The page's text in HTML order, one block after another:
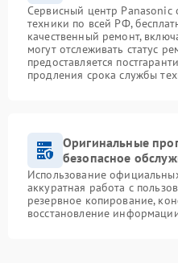
Сервисный центр Panasonic
техники по всей РФ,
качественный ремонт,
могут отслеживать статус
предоставляется
продления срока службы
Оригинальные
безопасное
Использование
аккуратная работа с
резервное копирование,
восстановление